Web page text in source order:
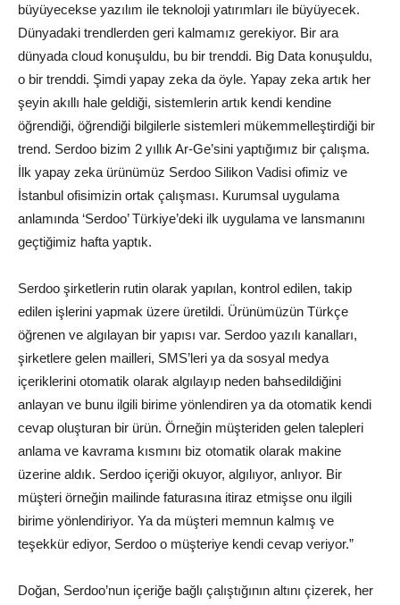
büyüyecekse yazılım ile teknoloji yatırımları ile büyüyecek.
Dünyadaki trendlerden geri kalmamız gerekiyor. Bir ara
dünyada cloud konuşuldu, bu bir trenddi. Big Data konuşuldu,
o bir trenddi. Şimdi yapay zeka da öyle. Yapay zeka artık her
şeyin akıllı hale geldiği, sistemlerin artık kendi kendine
öğrendiği, öğrendiği bilgilerle sistemleri mükemmelleştirdiği bir
trend. Serdoo bizim 2 yıllık Ar-Ge’sini yaptığımız bir çalışma.
İlk yapay zeka ürünümüz Serdoo Silikon Vadisi ofimiz ve
İstanbul ofisimizin ortak çalışması. Kurumsal uygulama
anlamında ‘Serdoo’ Türkiye’deki ilk uygulama ve lansmanını
geçtiğimiz hafta yaptık.
Serdoo şirketlerin rutin olarak yapılan, kontrol edilen, takip
edilen işlerini yapmak üzere üretildi. Ürünümüzün Türkçe
öğrenen ve algılayan bir yapısı var. Serdoo yazılı kanalları,
şirketlere gelen mailleri, SMS’leri ya da sosyal medya
içeriklerini otomatik olarak algılayıp neden bahsedildiğini
anlayan ve bunu ilgili birime yönlendiren ya da otomatik kendi
cevap oluşturan bir ürün. Örneğin müşteriden gelen talepleri
anlama ve kavrama kısmını biz otomatik olarak makine
üzerine aldık. Serdoo içeriği okuyor, algılıyor, anlıyor. Bir
müşteri örneğin mailinde faturasına itiraz etmişse onu ilgili
birime yönlendiriyor. Ya da müşteri memnun kalmış ve
teşekkür ediyor, Serdoo o müşteriye kendi cevap veriyor.”
Doğan, Serdoo’nun içeriğe bağlı çalıştığının altını çizerek, her